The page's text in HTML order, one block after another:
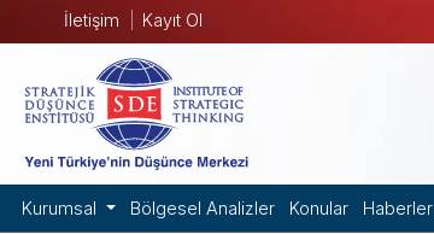
İletişim Kayıt Ol
Kurumsal Bölgesel Analizler Konular Haberler